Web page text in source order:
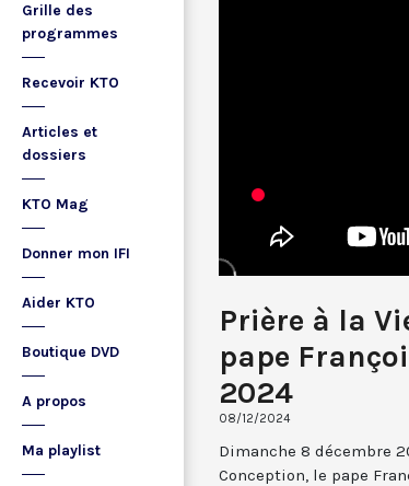
Grille des
programmes
Recevoir KTO
Articles et
dossiers
KTO Mag
Donner mon IFI
Aider KTO
Boutique DVD
A propos
Ma playlist
Prière à la
pape
2024
08/12/2024
Dimanche 8 décembre
Conception, le pape